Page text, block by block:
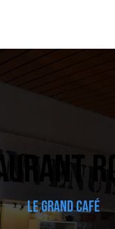
LE GRAND CAFÉ
des cookies